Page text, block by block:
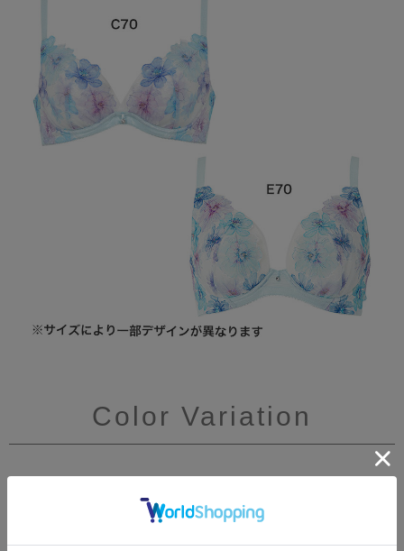
Color Variation